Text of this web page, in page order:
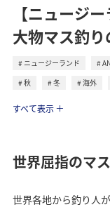
【ニュージ
大物マス釣り
ニュージーランド
秋
冬 海外
すべて表示
世界屈指のマ
世界各地から釣り人